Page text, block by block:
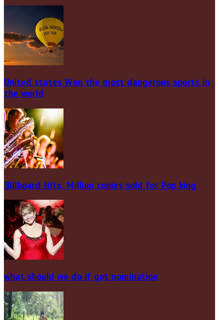
United states Won the most dangerous sports in
the world
Billboard Hits, Million copies sold for Pop king
what should we do if got nomination